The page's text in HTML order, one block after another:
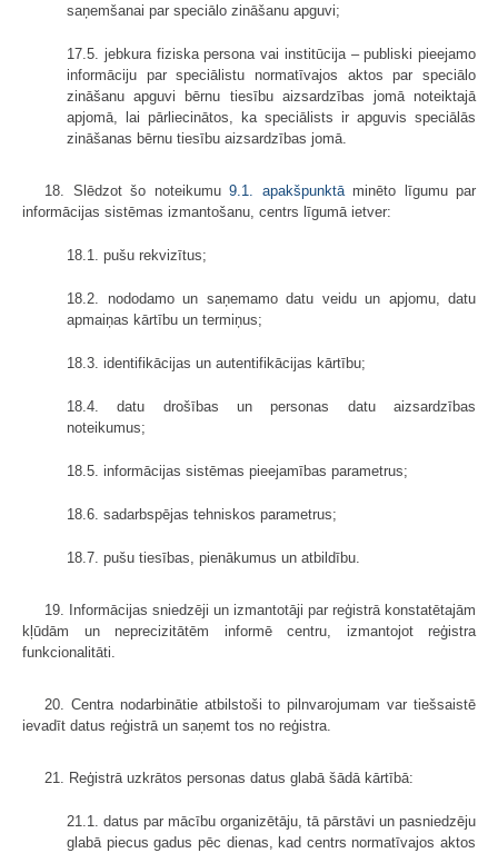
saņemšanai par speciālo zināšanu apguvi;
17.5. jebkura fiziska persona vai institūcija – publiski pieejamo
informāciju par speciālistu normatīvajos aktos par speciālo
zināšanu apguvi bērnu tiesību aizsardzības jomā noteiktajā
apjomā, lai pārliecinātos, ka speciālists ir apguvis speciālās
zināšanas bērnu tiesību aizsardzības jomā.
18. Slēdzot šo noteikumu 9.1. apakšpunktāminēto līgumu par
informācijas sistēmas izmantošanu, centrs līgumā ietver:
18.1. pušu rekvizītus;
18.2. nododamo un saņemamo datu veidu un apjomu, datu
apmaiņas kārtību un termiņus;
18.3. identifikācijas un autentifikācijas kārtību;
18.4. datu drošības un personas datu aizsardzības
noteikumus;
18.5. informācijas sistēmas pieejamības parametrus;
18.6. sadarbspējas tehniskos parametrus;
18.7. pušu tiesības, pienākumus un atbildību.
19. Informācijas sniedzēji un izmantotāji par reģistrā konstatētajām
kļūdām un neprecizitātēm informē centru, izmantojot reģistra
funkcionalitāti.
20. Centra nodarbinātie atbilstoši to pilnvarojumam var tiešsaistē
ievadīt datus reģistrā un saņemt tos no reģistra.
21. Reģistrā uzkrātos personas datus glabā šādā kārtībā:
21.1. datus par mācību organizētāju, tā pārstāvi un pasniedzēju
glabā piecus gadus pēc dienas, kad centrs normatīvajos aktos